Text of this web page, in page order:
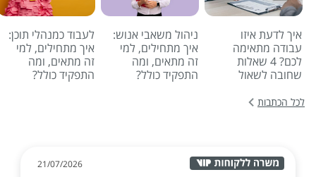
איך לדעת איזו
עבודה מתאימה
לכם? 4 שאלות
שחובה לשאול
ניהול משאבי אנוש:
איך מתחילים, למי
זה מתאים, ומה
התפקיד כולל?
לעבוד כמנהלי תוכן:
איך מתחילים, למי
זה מתאים, ומה
התפקיד כולל?
לכל הכתבות
21/07/2026